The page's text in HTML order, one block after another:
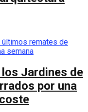
los Jardines de
por una